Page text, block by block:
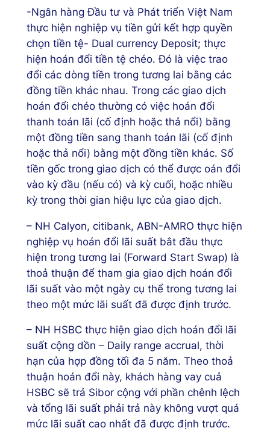
-Ngân hàng Đầu tư và Phát triển Việt Nam
thực hiện nghiệp vụ tiền gửi kết hợp quyền
chọn tiền tệ- Dual currency Deposit; thực
hiện hoán đổi tiền tệ chéo. Đó là việc trao
đổi các dòng tiền trong tương lai bằng các
đồng tiền khác nhau. Trong các giao dịch
hoán đổi chéo thường có việc hoán đổi
thanh toán lãi (cố định hoặc thả nổi) bằng
một đồng tiền sang thanh toán lãi (cố định
hoặc thả nổi) bằng một đồng tiền khác. Số
tiền gốc trong giao dịch có thể được oán đổi
vào kỳ đầu (nếu có) và kỳ cuối, hoặc nhiều
kỳ trong thời gian hiệu lực của giao dịch.
– NH Calyon, citibank, ABN-AMRO thực hiện
nghiệp vụ hoán đổi lãi suất bắt đầu thực
hiện trong tương lai (Forward Start Swap) là
thoả thuận để tham gia giao dịch hoán đổi
lãi suất vào một ngày cụ thể trong tương lai
theo một mức lãi suất đã được định trước.
– NH HSBC thực hiện giao dịch hoán đổi lãi
suất cộng dồn – Daily range accrual, thời
hạn của hợp đồng tối đa 5 năm. Theo thoả
thuận hoán đổi này, khách hàng vay cuả
HSBC sẽ trả Sibor cộng với phần chênh lệch
và tổng lãi suất phải trả này không vượt quá
mức lãi suất cao nhất đã được định trước.